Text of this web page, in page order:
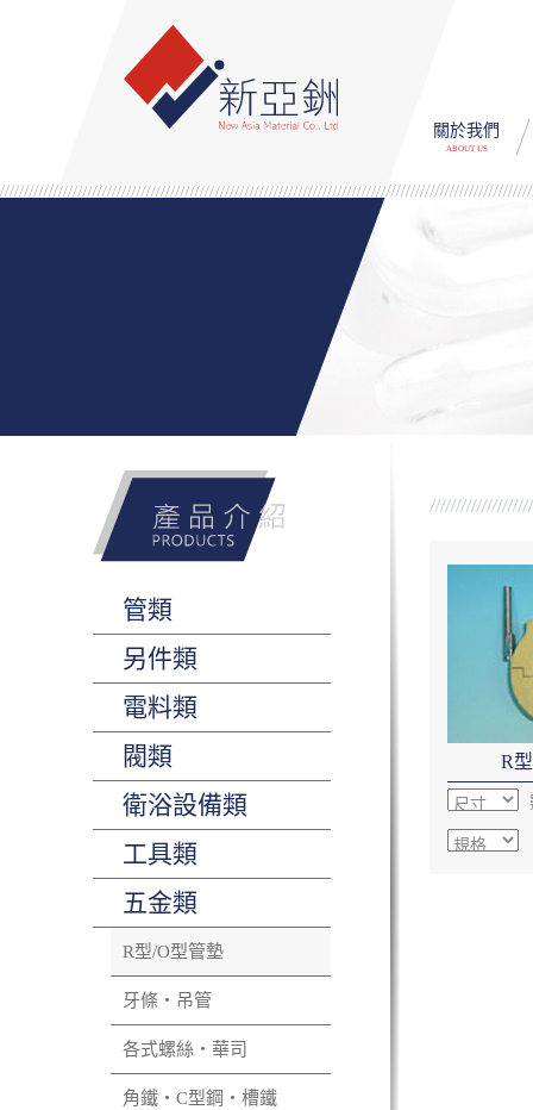
關於我們
ABOUT US
管類
另件類
電料類
閥類
衛浴設備類
工具類
五金類
R型/O型管墊
牙條‧吊管
各式螺絲‧華司
角鐵‧C型鋼‧槽鐵
R